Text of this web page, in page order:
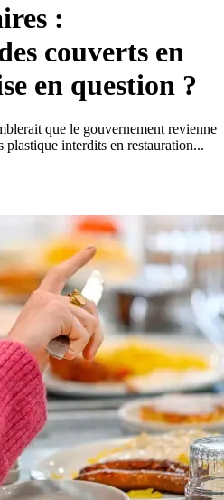
:
couverts en
en question ?
que le gouvernement revienne
plastique interdits en restauration...